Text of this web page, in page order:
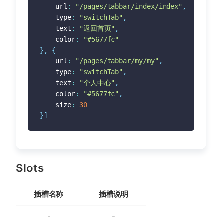
	url
: "/pages/tabbar/index/index" ,
	type
: "switchTab" ,
	text
: "返回首页" ,
	color
:
"#5677fc"
} ,
{
	url
: "/pages/tabbar/my/my" ,
	type
: "switchTab" ,
	text
: "个人中心" ,
	color
: "#5677fc" ,
	size
:
30
}]
Slots
插槽名称 插槽说明
- -